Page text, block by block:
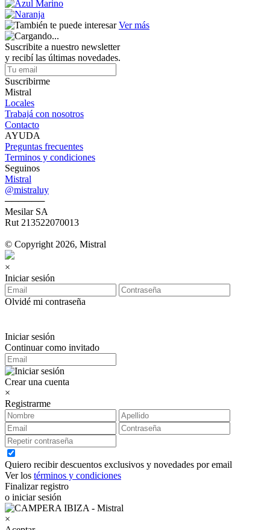
Ver más
Suscribite a nuestro newsletter
y recibí las últimas novedades.
Suscribirme
Mistral
Locales
Trabajá con nosotros
Contacto
AYUDA
Preguntas frecuentes
Terminos y condiciones
Seguinos
Mistral
@mistraluy
──────
Mesilar SA
Rut 213522070013
© Copyright 2026, Mistral
×
Iniciar sesión
Olvidé mi contraseña
Iniciar sesión
Continuar como invitado
Crear una cuenta
×
Registrarme
Quiero recibir descuentos exclusivos y novedades por email
Ver los términos y condiciones
Finalizar registro
o iniciar sesión
×